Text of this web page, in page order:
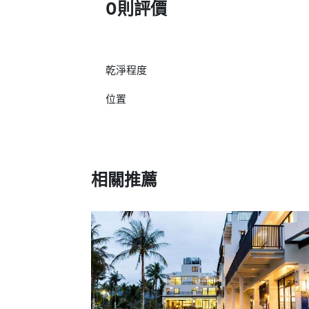
0則評價
乾淨程度
位置
相關推薦